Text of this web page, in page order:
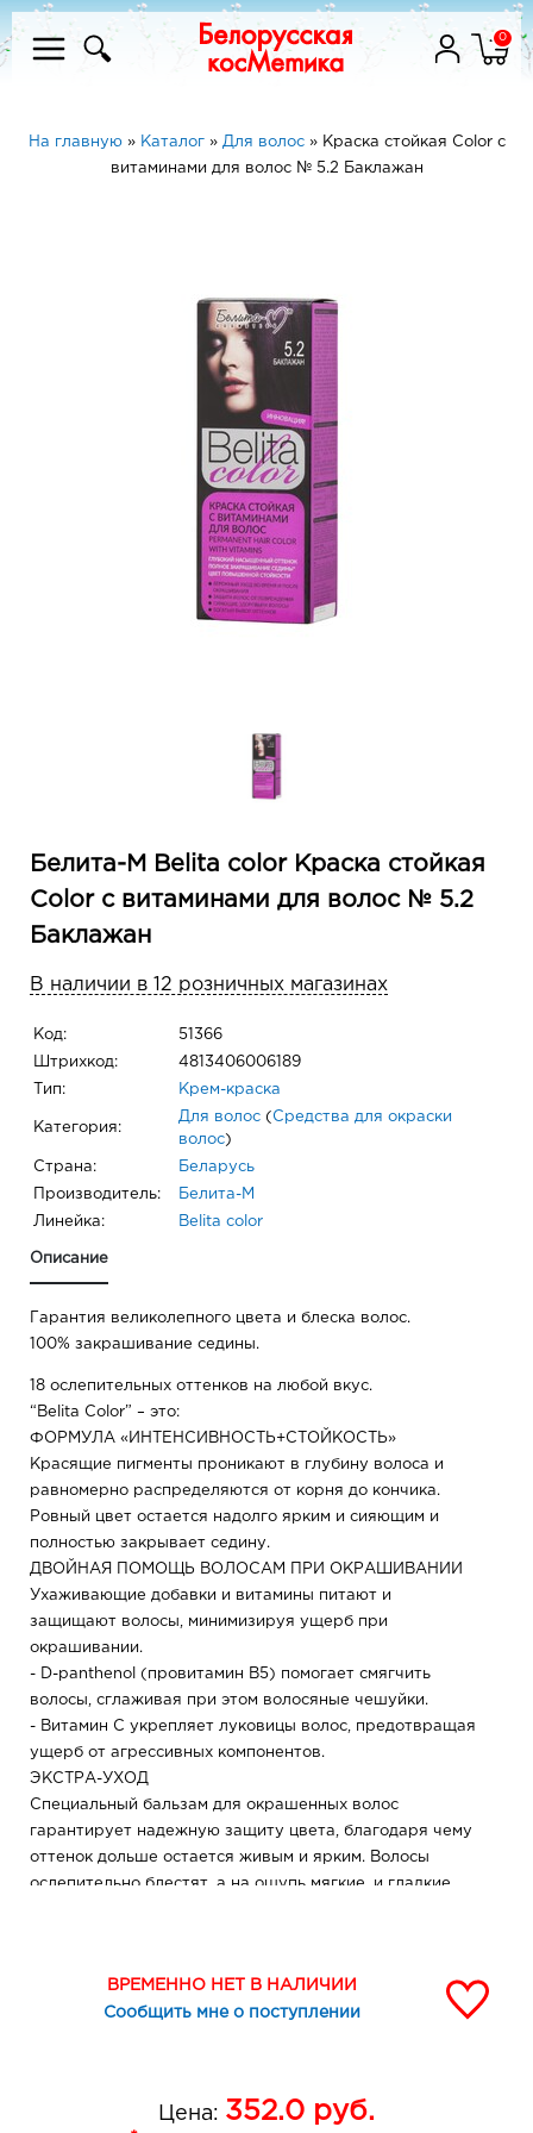
0
На главную» Каталог» Для волос» Краска стойкая Color с
витаминами для волос № 5.2 Баклажан
Белита-М Belita сolor Краска стойкая
Color с витаминами для волос № 5.2
Баклажан
В наличии в 12 розничных магазинах
Код: 51366
Штрихкод: 4813406006189
Тип: Крем-краска
Категория:
Для волос ( Средства для окраски
волос)
Страна: Беларусь
Производитель: Белита-М
Линейка: Belita сolor
Описание
Гарантия великолепного цвета и блеска волос.
100% закрашивание седины.
18 ослепительных оттенков на любой вкус.
“Belita Color” – это:
ФОРМУЛА «ИНТЕНСИВНОСТЬ+СТОЙКОСТЬ»
Красящие пигменты проникают в глубину волоса и
равномерно распределяются от корня до кончика.
Ровный цвет остается надолго ярким и сияющим и
полностью закрывает седину.
ДВОЙНАЯ ПОМОЩЬ ВОЛОСАМ ПРИ ОКРАШИВАНИИ
Ухаживающие добавки и витамины питают и
защищают волосы, минимизируя ущерб при
окрашивании.
- D-panthenol (провитамин В5) помогает смягчить
волосы, сглаживая при этом волосяные чешуйки.
- Витамин С укрепляет луковицы волос, предотвращая
ущерб от агрессивных компонентов.
ЭКСТРА-УХОД
Специальный бальзам для окрашенных волос
гарантирует надежную защиту цвета, благодаря чему
оттенок дольше остается живым и ярким. Волосы
ослепительно блестят, а на ощупь мягкие, и гладкие
Способ применения: Внимательно прочитайте
инструкцию по приготовлению краски и окрашиванию
нанесите жирный крем на краевую линию роста волос.
Для получения тона, светлее исходного более чем на 2
ВРЕМЕННО НЕТ В НАЛИЧИИ
Сообщить мне о поступлении
Цена: 352.0 руб.